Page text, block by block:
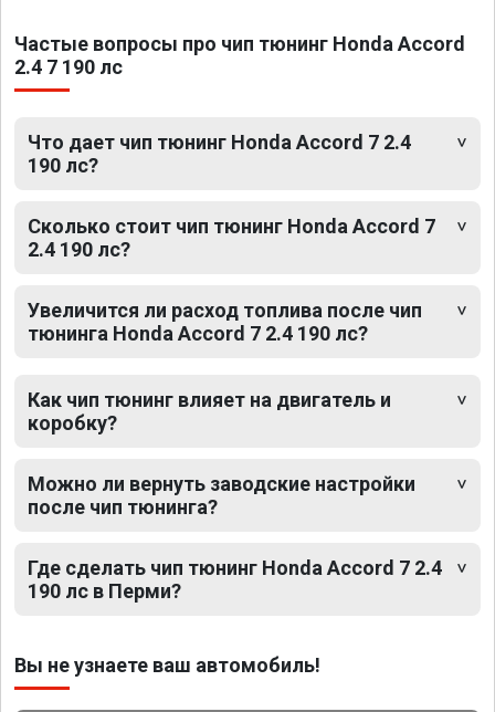
Частые вопросы про чип тюнинг Honda Accord
2.4 7 190 лс
Что дает чип тюнинг Honda Accord 7 2.4
190 лс?
Сколько стоит чип тюнинг Honda Accord 7
2.4 190 лс?
Увеличится ли расход топлива после чип
тюнинга Honda Accord 7 2.4 190 лс?
Как чип тюнинг влияет на двигатель и
коробку?
Можно ли вернуть заводские настройки
после чип тюнинга?
Где сделать чип тюнинг Honda Accord 7 2.4
190 лс в Перми?
Вы не узнаете ваш автомобиль!